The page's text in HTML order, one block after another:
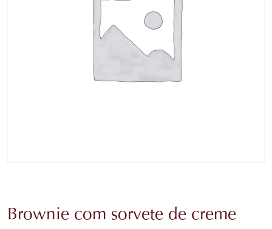
Brownie com sorvete de creme